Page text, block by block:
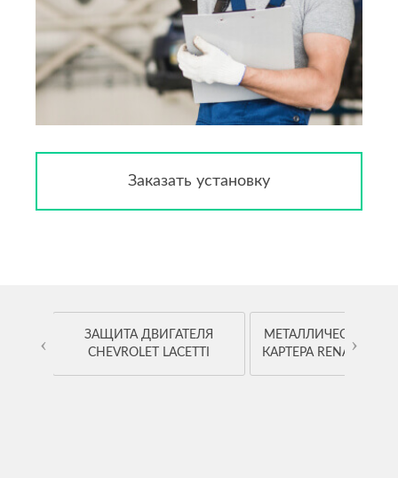
Заказать установку
ЗАЩИТА ДВИГАТЕЛЯ
CHEVROLET LACETTI
МЕТАЛЛИЧЕСКАЯ
КАРТЕРА RENAULT
‹ ›